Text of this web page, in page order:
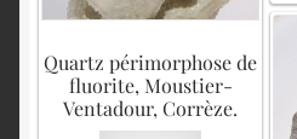
Quartz périmorphose de
fluorite, Moustier-
Ventadour, Corrèze.